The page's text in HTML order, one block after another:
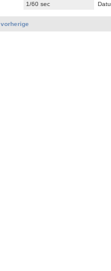
1/60 sec
vorherige